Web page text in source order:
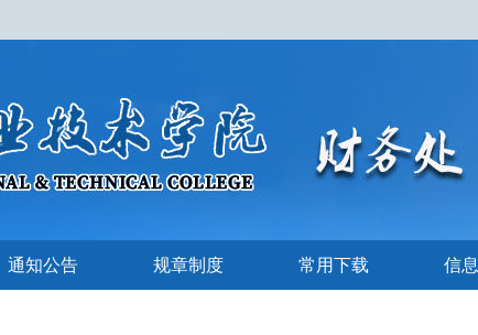
通知公告 规章制度 常用下载 信